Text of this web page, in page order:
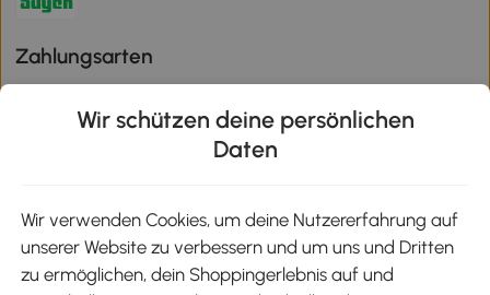
Zahlungsarten
Aosom-App
Wir schützen deine persönlichen
Daten
Wir verwenden Cookies, um deine Nutzererfahrung auf
unserer Website zu verbessern und um uns und Dritten
zu ermöglichen, dein Shoppingerlebnis auf und